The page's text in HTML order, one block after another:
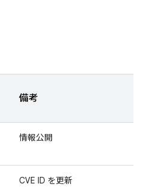
備考
情報公開
CVE ID を更新